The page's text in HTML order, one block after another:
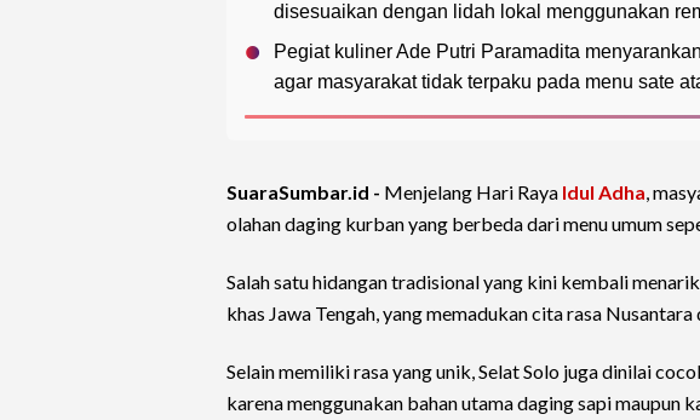
disesuaikan dengan lidah lokal menggunakan
Pegiat kuliner Ade Putri Paramadita
agar masyarakat tidak terpaku pada menu sate
SuaraSumbar.id - Menjelang Hari Raya Idul Adha,
olahan daging kurban yang berbeda dari menu umum
Salah satu hidangan tradisional yang kini kembali
khas Jawa Tengah, yang memadukan cita rasa Nusantara
Selain memiliki rasa yang unik, Selat Solo juga dinilai
karena menggunakan bahan utama daging sapi maupun